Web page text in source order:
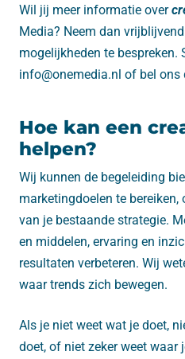
Wil jij meer informatie over
Media? Neem dan
mogelijkheden te bespreken.
info@onemedia.nl of bel
Hoe kan een
helpen?
Wij kunnen de begeleiding
marketingdoelen te
van je bestaande strategie.
en middelen, ervaring en
resultaten verbeteren. Wij
waar trends zich bewegen.
Als je niet weet wat je doet,
doet, of niet zeker weet waar